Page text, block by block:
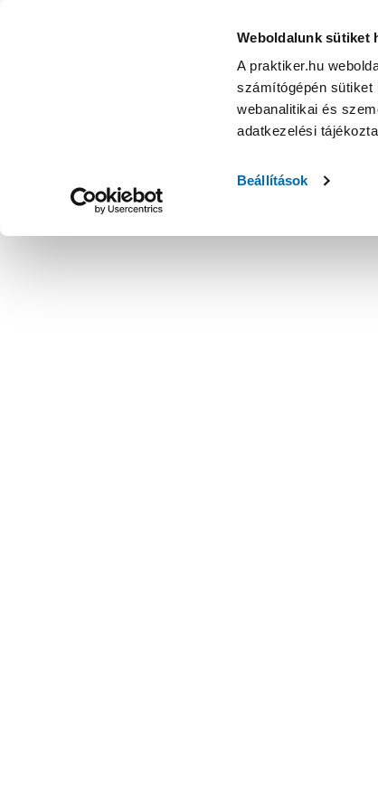
Weboldalunk sütiket
A praktiker.hu
számítógépén sütiket
webanalitikai és
adatkezelési
Beállítások